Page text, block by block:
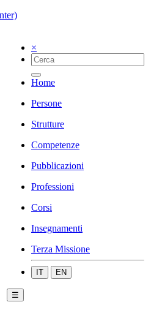
×
Home
Persone
Strutture
Competenze
Pubblicazioni
Professioni
Corsi
Insegnamenti
Terza Missione
IT EN
☰